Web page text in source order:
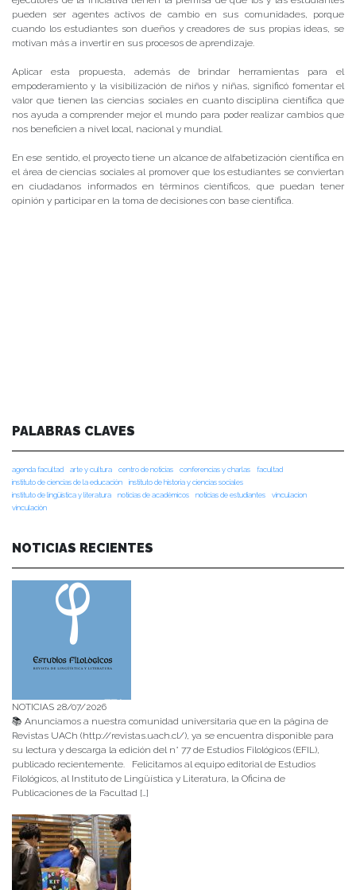
pueden ser agentes activos de cambio en sus comunidades, porque
cuando los estudiantes son dueños y creadores de sus propias ideas, se
motivan más a invertir en sus procesos de aprendizaje.
Aplicar esta propuesta, además de brindar herramientas para el
empoderamiento y la visibilización de niños y niñas, significó fomentar el
valor que tienen las ciencias sociales en cuanto disciplina científica que
nos ayuda a comprender mejor el mundo para poder realizar cambios que
nos beneficien a nivel local, nacional y mundial.
En ese sentido, el proyecto tiene un alcance de alfabetización científica en
el área de ciencias sociales al promover que los estudiantes se conviertan
en ciudadanos informados en términos científicos, que puedan tener
opinión y participar en la toma de decisiones con base científica.
PALABRAS CLAVES
agenda facultad arte y cultura centro de noticias conferencias y charlas
facultad
instituto de ciencias de la educación
instituto de historia y ciencias sociales
instituto de lingüística y literatura
noticias de académicos noticias de estudiantes
vinculacion
vinculación
NOTICIAS RECIENTES
NOTICIAS 28/07/2026
📚 Anunciamos a nuestra comunidad universitaria que en la página de
Revistas UACh (http://revistas.uach.cl/), ya se encuentra disponible para
su lectura y descarga la edición del n° 77 de Estudios Filológicos (EFIL),
publicado recientemente. Felicitamos al equipo editorial de Estudios
Filológicos, al Instituto de Lingüística y Literatura, la Oficina de
Publicaciones de la Facultad […]